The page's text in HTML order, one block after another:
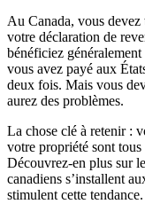
Au Canada, vous devez
votre déclaration de
bénéficiez
vous avez payé aux
deux fois. Mais vous
aurez des problèmes.
La chose clé à retenir :
votre propriété sont
Découvrez-en plus sur
canadiens s’installent
stimulent cette tendance.